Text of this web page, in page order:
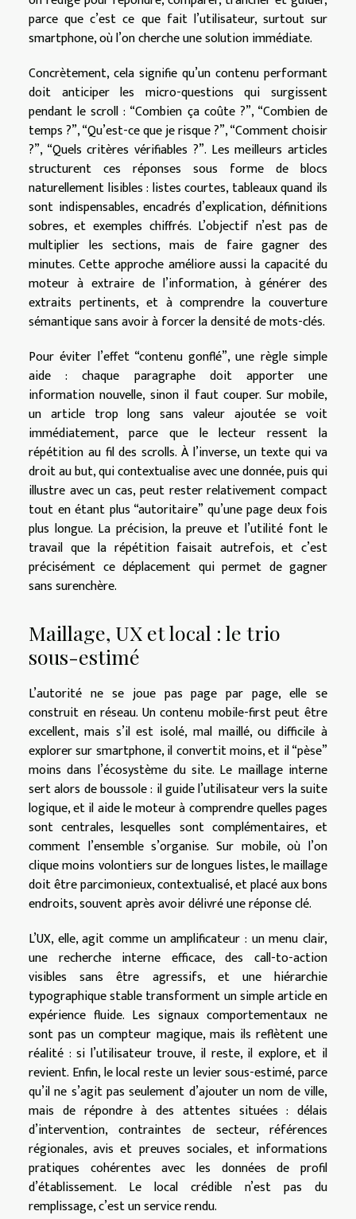
parce que c’est ce que fait l’utilisateur, surtout sur
smartphone, où l’on cherche une solution immédiate.
Concrètement, cela signifie qu’un contenu performant
doit anticiper les micro-questions qui surgissent
pendant le scroll : “Combien ça coûte ?”, “Combien de
temps ?”, “Qu’est-ce que je risque ?”, “Comment choisir
?”, “Quels critères vérifiables ?”. Les meilleurs articles
structurent ces réponses sous forme de blocs
naturellement lisibles : listes courtes, tableaux quand ils
sont indispensables, encadrés d’explication, définitions
sobres, et exemples chiffrés. L’objectif n’est pas de
multiplier les sections, mais de faire gagner des
minutes. Cette approche améliore aussi la capacité du
moteur à extraire de l’information, à générer des
extraits pertinents, et à comprendre la couverture
sémantique sans avoir à forcer la densité de mots-clés.
Pour éviter l’effet “contenu gonflé”, une règle simple
aide : chaque paragraphe doit apporter une
information nouvelle, sinon il faut couper. Sur mobile,
un article trop long sans valeur ajoutée se voit
immédiatement, parce que le lecteur ressent la
répétition au fil des scrolls. À l’inverse, un texte qui va
droit au but, qui contextualise avec une donnée, puis qui
illustre avec un cas, peut rester relativement compact
tout en étant plus “autoritaire” qu’une page deux fois
plus longue. La précision, la preuve et l’utilité font le
travail que la répétition faisait autrefois, et c’est
précisément ce déplacement qui permet de gagner
sans surenchère.
Maillage, UX et local : le trio
sous-estimé
L’autorité ne se joue pas page par page, elle se
construit en réseau. Un contenu mobile-first peut être
excellent, mais s’il est isolé, mal maillé, ou difficile à
explorer sur smartphone, il convertit moins, et il “pèse”
moins dans l’écosystème du site. Le maillage interne
sert alors de boussole : il guide l’utilisateur vers la suite
logique, et il aide le moteur à comprendre quelles pages
sont centrales, lesquelles sont complémentaires, et
comment l’ensemble s’organise. Sur mobile, où l’on
clique moins volontiers sur de longues listes, le maillage
doit être parcimonieux, contextualisé, et placé aux bons
endroits, souvent après avoir délivré une réponse clé.
L’UX, elle, agit comme un amplificateur : un menu clair,
une recherche interne efficace, des call-to-action
visibles sans être agressifs, et une hiérarchie
typographique stable transforment un simple article en
expérience fluide. Les signaux comportementaux ne
sont pas un compteur magique, mais ils reflètent une
réalité : si l’utilisateur trouve, il reste, il explore, et il
revient. Enfin, le local reste un levier sous-estimé, parce
qu’il ne s’agit pas seulement d’ajouter un nom de ville,
mais de répondre à des attentes situées : délais
d’intervention, contraintes de secteur, références
régionales, avis et preuves sociales, et informations
pratiques cohérentes avec les données de profil
d’établissement. Le local crédible n’est pas du
remplissage, c’est un service rendu.